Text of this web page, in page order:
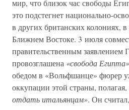
мир, что близок час свободы
это подстегнет национально-
в других британских колониях,
Ближнем Востоке. 3 июля
правительственным
провозглашена «свобода
обедом в «Вольфшанце» фюрер
оккупации этой страны, полагая,
отдать итальянцам». Он